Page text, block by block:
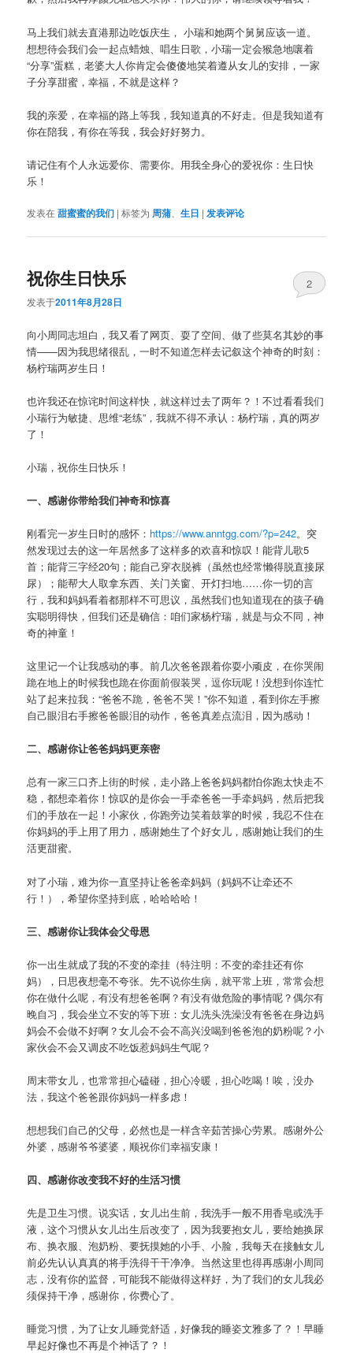
马上我们就去直港那边吃饭庆生， 小瑞和她两个舅舅应该一道。
想想待会我们会一起点蜡烛、唱生日歌，小瑞一定会猴急地嚷着
“分享”蛋糕，老婆大人你肯定会傻傻地笑着遵从女儿的安排，一家
子分享甜蜜，幸福，不就是这样？
我的亲爱，在幸福的路上等我，我知道真的不好走。但是我知道有
你在陪我，有你在等我，我会好好努力。
请记住有个人永远爱你、需要你。用我全身心的爱祝你：生日快
乐！
发表在甜蜜蜜的我们 |标签为 周蒲 、生日 | 发表评论
祝你生日快乐
发表于2011年8月28日
2
向小周同志坦白，我又看了网页、耍了空间、做了些莫名其妙的事
情——因为我思绪很乱，一时不知道怎样去记叙这个神奇的时刻：
杨柠瑞两岁生日！
也许我还在惊诧时间这样快，就这样过去了两年？！不过看看我们
小瑞行为敏捷、思维“老练”，我就不得不承认：杨柠瑞，真的两岁
了！
小瑞，祝你生日快乐！
一、感谢你带给我们神奇和惊喜
刚看完一岁生日时的感怀： https://www.anntgg.com/?p=242。突
然发现过去的这一年居然多了这样多的欢喜和惊叹！能背儿歌5
首；能背三字经20句；能自己穿衣脱裤（虽然也经常懒得脱直接尿
尿）；能帮大人取拿东西、关门关窗、开灯扫地……你一切的言
行，我和妈妈看着都那样不可思议，虽然我们也知道现在的孩子确
实聪明得快，但我们还是确信：咱们家杨柠瑞，就是与众不同，神
奇的神童！
这里记一个让我感动的事。前几次爸爸跟着你耍小顽皮，在你哭闹
跪在地上的时候我也跪在你面前假装哭，逗你玩呢！没想到你连忙
站了起来拉我：“爸爸不跪，爸爸不哭！”你不知道，看到你左手擦
自己眼泪右手擦爸爸眼泪的动作，爸爸真差点流泪，因为感动！
二、感谢你让爸爸妈妈更亲密
总有一家三口齐上街的时候，走小路上爸爸妈妈都怕你跑太快走不
稳，都想牵着你！惊叹的是你会一手牵爸爸一手牵妈妈，然后把我
们的手放在一起！小家伙，你跑旁边笑着鼓掌的时候，我忍不住在
你妈妈的手上用了用力，感谢她生了个好女儿，感谢她让我们的生
活更甜蜜。
对了小瑞，难为你一直坚持让爸爸牵妈妈（妈妈不让牵还不
行！），希望你坚持到底，哈哈哈哈！
三、感谢你让我体会父母恩
你一出生就成了我的不变的牵挂（特注明：不变的牵挂还有你
妈），日思夜想毫不夸张。先不说你生病，就平常上班，常常会想
你在做什么呢，有没有想爸爸啊？有没有做危险的事情呢？偶尔有
晚自习，我会坐立不安的等下班：女儿洗头洗澡没有爸爸在身边妈
妈会不会做不好啊？女儿会不会不高兴没喝到爸爸泡的奶粉呢？小
家伙会不会又调皮不吃饭惹妈妈生气呢？
周末带女儿，也常常担心磕碰，担心冷暖，担心吃喝！唉，没办
法，我这个爸爸跟你妈妈一样多虑！
想想我们自己的父母，必然也是一样含辛茹苦操心劳累。感谢外公
外婆，感谢爷爷婆婆，顺祝你们幸福安康！
四、感谢你改变我不好的生活习惯
先是卫生习惯。说实话，女儿出生前，我洗手一般不用香皂或洗手
液，这个习惯从女儿出生后改变了，因为我要抱女儿，要给她换尿
布、换衣服、泡奶粉、要抚摸她的小手、小脸，我每天在接触女儿
前必先认认真真的将手洗得干干净净。当然这里也得再感谢小周同
志，没有你的监督，可能我不能做得这样好，为了我们的女儿我必
须保持干净，感谢你，你费心了。
睡觉习惯，为了让女儿睡觉舒适，好像我的睡姿文雅多了？！早睡
早起好像也不再是个神话了？！